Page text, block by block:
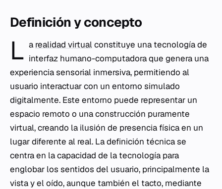
Definición y concepto
L a realidad virtualconstituye una tecnología de
interfaz humano-computadora que genera una
experiencia sensorial inmersiva, permitiendo al
usuario interactuar con un entorno simulado
digitalmente. Este entorno puede representar un
espacio remoto o una construcción puramente
virtual, creando la ilusión de presencia física en un
lugar diferente al real. La definición técnica se
centra en la capacidad de la tecnología para
englobar los sentidos del usuario, principalmente la
vista y el oído, aunque también el tacto, mediante